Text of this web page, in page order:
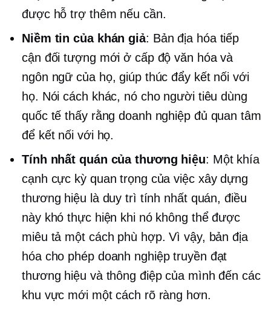
được hỗ trợ thêm nếu cần.
Niềm tin của khán giả: Bản địa hóa tiếp
cận đối tượng mới ở cấp độ văn hóa và
ngôn ngữ của họ, giúp thúc đẩy kết nối với
họ. Nói cách khác, nó cho người tiêu dùng
quốc tế thấy rằng doanh nghiệp đủ quan tâm
để kết nối với họ.
Tính nhất quán của thương hiệu: Một khía
cạnh cực kỳ quan trọng của việc xây dựng
thương hiệu là duy trì tính nhất quán, điều
này khó thực hiện khi nó không thể được
miêu tả một cách phù hợp. Vì vậy, bản địa
hóa cho phép doanh nghiệp truyền đạt
thương hiệu và thông điệp của mình đến các
khu vực mới một cách rõ ràng hơn.